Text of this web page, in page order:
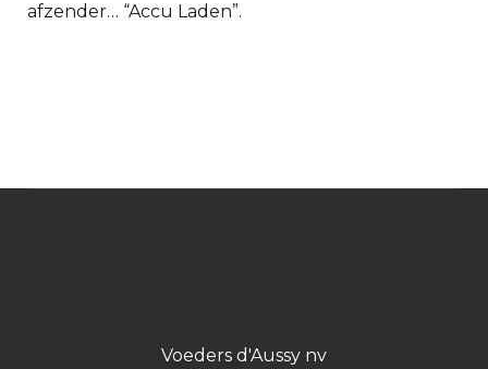
afzender… “Accu Laden”.
Voeders d'Aussy nv